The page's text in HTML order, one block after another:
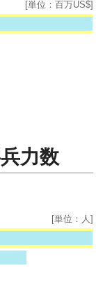
[単位：百万US$]
力数
[単位：人]